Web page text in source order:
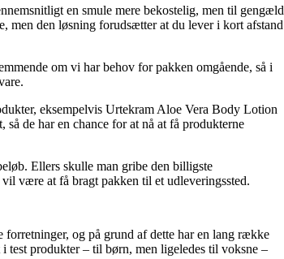
en smule mere bekostelig, men til gengæld
men den løsning forudsætter at du lever i kort afstand
om vi har behov for pakken omgående, så i
eksempelvis Urtekram Aloe Vera Body Lotion
de har en chance for at nå at få produkterne
Ellers skulle man gribe den billigste
være at få bragt pakken til et udleveringssted.
og på grund af dette har en lang række
test produkter – til børn, men ligeledes til voksne –